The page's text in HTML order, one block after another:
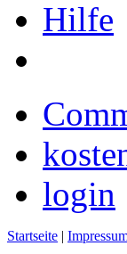
Hilfe
login
Startseite |